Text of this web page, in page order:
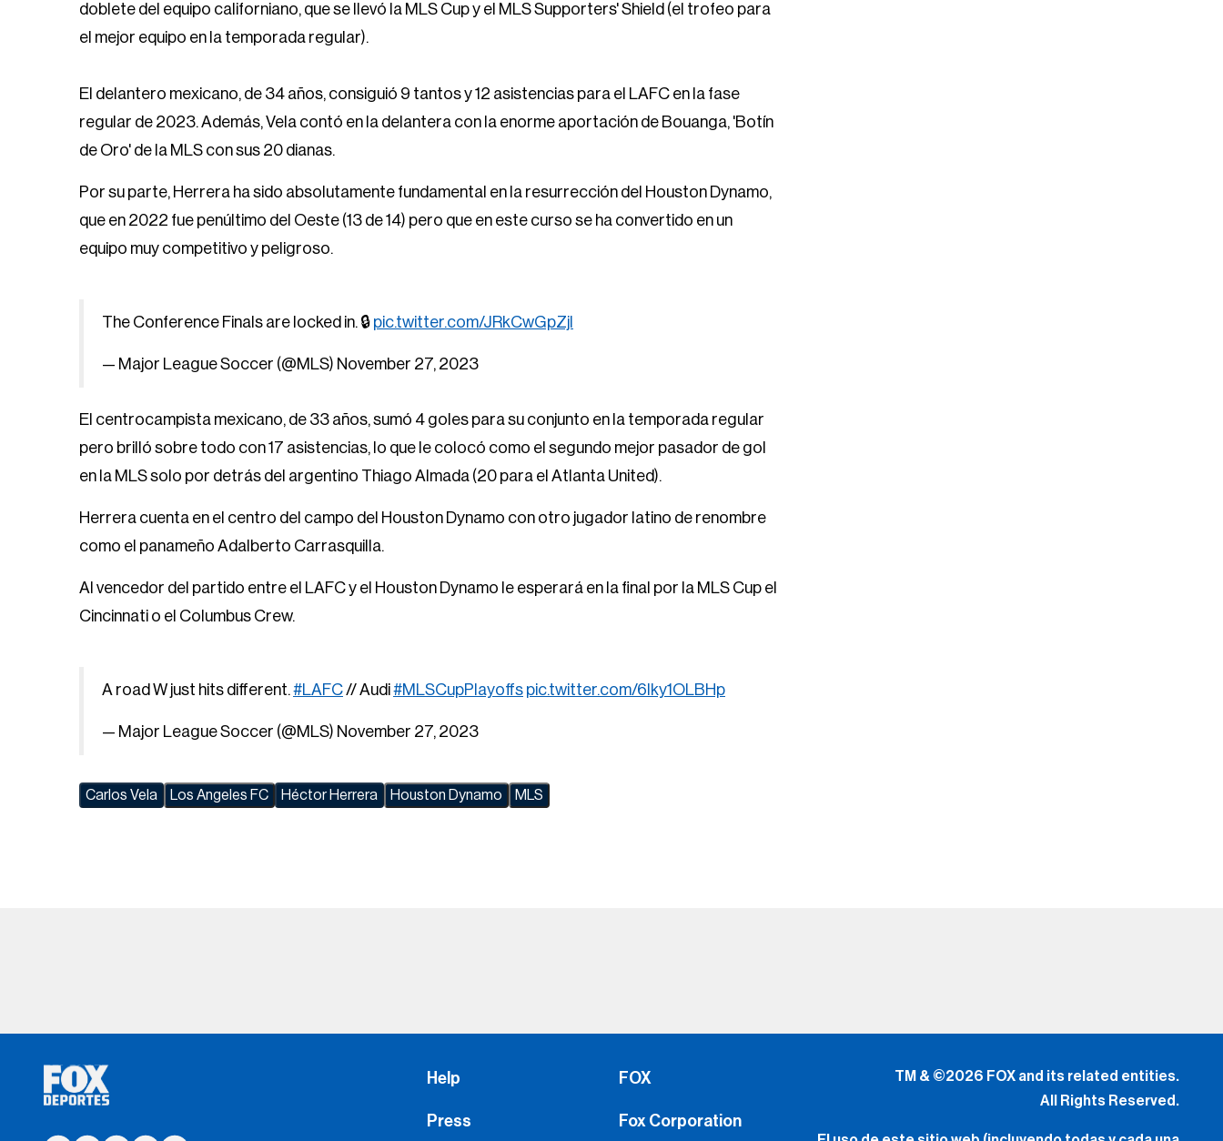
doblete del equipo californiano, que se llevó la MLS Cup y el MLS Supporters' Shield (el trofeo para
el mejor equipo en la temporada regular).
El delantero mexicano, de 34 años, consiguió 9 tantos y 12 asistencias para el LAFC en la fase
regular de 2023. Además, Vela contó en la delantera con la enorme aportación de Bouanga, 'Botín
de Oro' de la MLS con sus 20 dianas.
Por su parte, Herrera ha sido absolutamente fundamental en la resurrección del Houston Dynamo,
que en 2022 fue penúltimo del Oeste (13 de 14) pero que en este curso se ha convertido en un
equipo muy competitivo y peligroso.
The Conference Finals are locked in. 🔒 pic.twitter.com/JRkCwGpZjl
— Major League Soccer (@MLS) November 27, 2023
El centrocampista mexicano, de 33 años, sumó 4 goles para su conjunto en la temporada regular
pero brilló sobre todo con 17 asistencias, lo que le colocó como el segundo mejor pasador de gol
en la MLS solo por detrás del argentino Thiago Almada (20 para el Atlanta United).
Herrera cuenta en el centro del campo del Houston Dynamo con otro jugador latino de renombre
como el panameño Adalberto Carrasquilla.
Al vencedor del partido entre el LAFC y el Houston Dynamo le esperará en la final por la MLS Cup el
Cincinnati o el Columbus Crew.
A road W just hits different.#LAFC// Audi#MLSCupPlayoffs pic.twitter.com/6lky1OLBHp
— Major League Soccer (@MLS) November 27, 2023
Carlos Vela Los Angeles FC Héctor Herrera Houston Dynamo MLS
Help
Press
FOX
Fox Corporation
TM & ©2026 FOX and its related entities.
All Rights Reserved.